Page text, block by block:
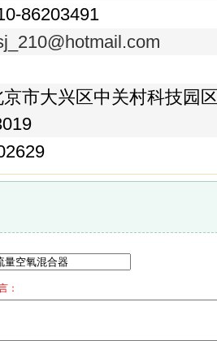
86203491
京市大兴区中关村科技园
：